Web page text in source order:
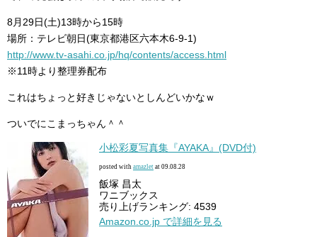
8月29日(土)13時から15時
場所：テレビ朝日(東京都港区六本木6-9-1)
http://www.tv-asahi.co.jp/hq/contents/access.html
※11時より整理券配布
これはちょっと好きじゃないとしんどいかなｗ
ついでにこまっちゃん＾＾
小松彩夏写真集『AYAKA』(DVD付)
posted with amazlet at 09.08.28
飯塚 昌太
ワニブックス
売り上げランキング: 4539
Amazon.co.jp で詳細を見る